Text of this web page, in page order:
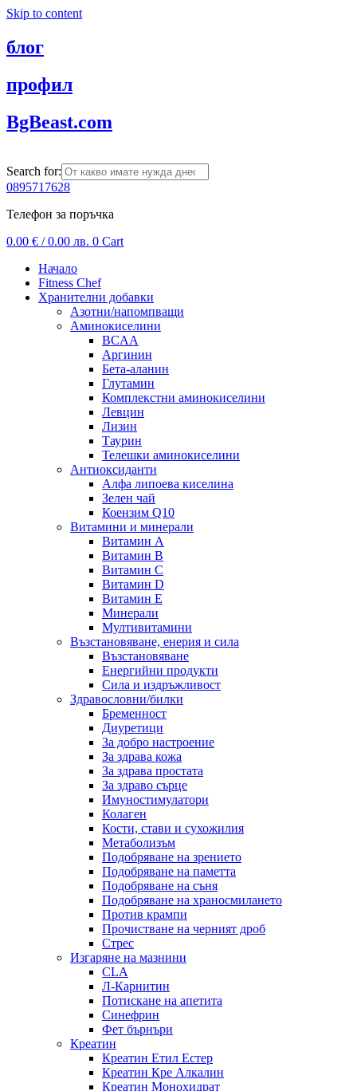
Skip to content
блог
профил
BgBeast.com
Search for:
0895717628
Телефон за поръчка
0.00 € / 0.00 лв. 0 Cart
Начало
Fitness Chef
Хранителни добавки
Азотни/напомпващи
Аминокиселини
BCAA
Аргинин
Бета-аланин
Глутамин
Комплекстни аминокиселини
Левцин
Лизин
Таурин
Телешки аминокиселини
Антиоксиданти
Алфа липоева киселина
Зелен чай
Коензим Q10
Витамини и минерали
Витамин А
Витамин B
Витамин C
Витамин D
Витамин E
Минерали
Мултивитамини
Възстановяване, енерия и сила
Възстановяване
Енергийни продукти
Сила и издръжливост
Здравословни/билки
Бременност
Диуретици
За добро настроение
За здрава кожа
За здрава простата
За здраво сърце
Имуностимулатори
Колаген
Кости, стави и сухожилия
Метаболизъм
Подобряване на зрението
Подобряване на паметта
Подобряване на съня
Подобряване на храносмилането
Против крампи
Прочистване на черният дроб
Стрес
Изгаряне на мазнини
CLA
Л-Карнитин
Потискане на апетита
Синефрин
Фет бърнъри
Креатин
Креатин Етил Естер
Креатин Кре Алкалин
Креатин Монохидрат